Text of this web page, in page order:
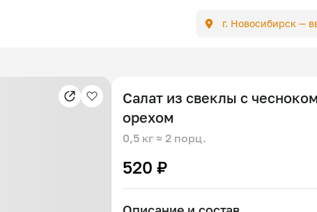
г. Новосибирск —
Салат из свеклы с
орехом
0,5 кг ≈ 2 порц.
520 ₽